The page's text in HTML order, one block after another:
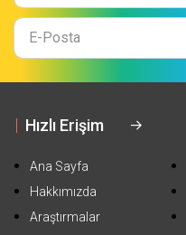
E-
Mail
Hızlı Erişim
Ana Sayfa
Hakkımızda
Araştırmalar